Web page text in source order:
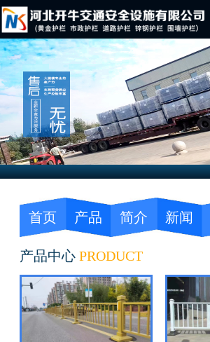
首页 产品 简介 新闻
产品中心 PRODUCT